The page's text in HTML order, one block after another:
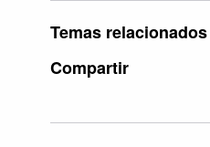
Temas relacionados
Compartir